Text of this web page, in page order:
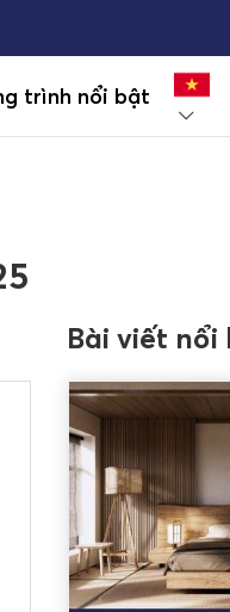
trình nổi bật
Bài viết nổi